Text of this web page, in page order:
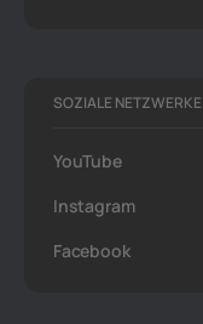
SOZIALE NETZWERKE
YouTube
Instagram
Facebook